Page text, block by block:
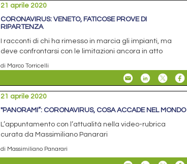
21 aprile 2020
CORONAVIRUS: VENETO, FATICOSE PROVE DI
RIPARTENZA
I racconti di chi ha rimesso in marcia gli impianti, ma
deve confrontarsi con le limitazioni ancora in atto
di Marco Torricelli
21 aprile 2020
"PANORAMI”: CORONAVIRUS, COSA ACCADE NEL MONDO
L’appuntamento con l’attualità nella video-rubrica
curata da Massimiliano Panarari
di Massimiliano Panarari